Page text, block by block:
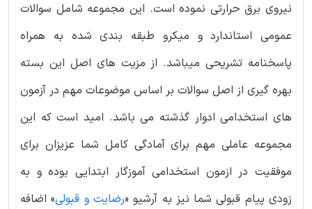
نیروی برق حرارتی نموده است. این مجموعه شامل سوالات
عمومی استاندارد و میکرو طبقه بندی شده به همراه
پاسخنامه تشریحی میباشد. از مزیت های اصل این بسته
بهره گیری از اصل سوالات بر اساس موضوعات مهم در آزمون
های استخدامی ادوار گذشته می باشد. امید است که این
مجموعه عاملی مهم برای آمادگی کامل شما عزیزان برای
موفقیت در ازمون استخدامی آموزگار ابتدایی بوده و به
زودی پیام قبولی شما نیز به آرشیو «رضایت و قبولی» اضافه